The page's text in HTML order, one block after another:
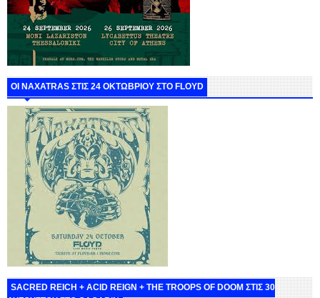
ΟΙ NAXATRAS ΣΤΙΣ 24 ΟΚΤΩΒΡΙΟΥ ΣΤΟ FLOYD
SACRED REICH + ACID REIGN + THE TROOPS OF DOOM ΣΤΙΣ 30